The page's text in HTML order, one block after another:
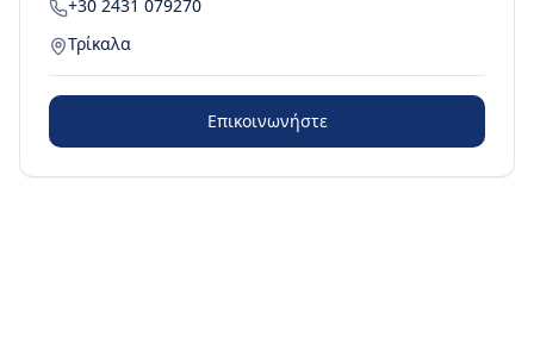
+30 2431 079270
Τρίκαλα
Επικοινωνήστε